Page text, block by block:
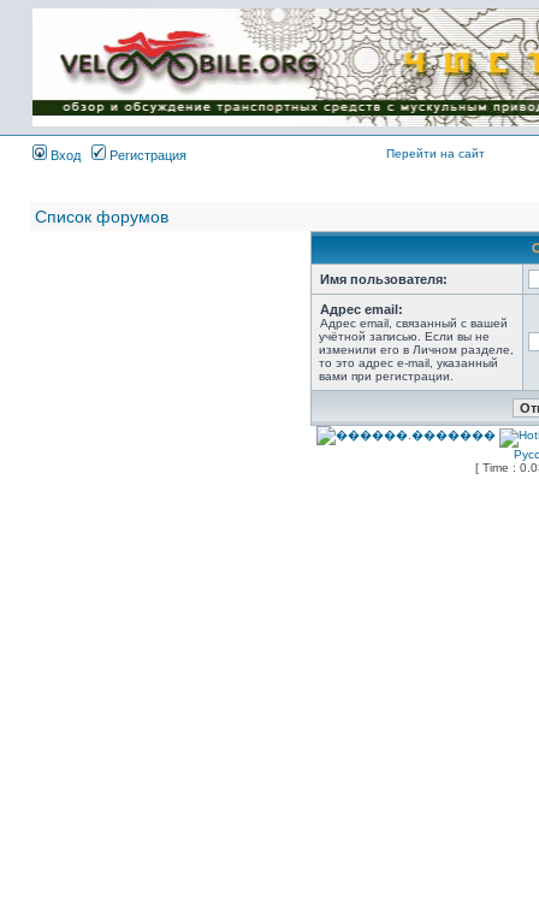
Имя пользователя:
Пароль:
{ LOG_ME_IN_SHORT
}
Вход
Регистрация Перейти на сайт
Список форумов
Имя пользователя:
Адрес email:
Адрес email, связанный с вашей
учётной записью. Если вы не
изменили его в Личном разделе,
то это адрес e-mail, указанный
вами при регистрации.
[ Time :